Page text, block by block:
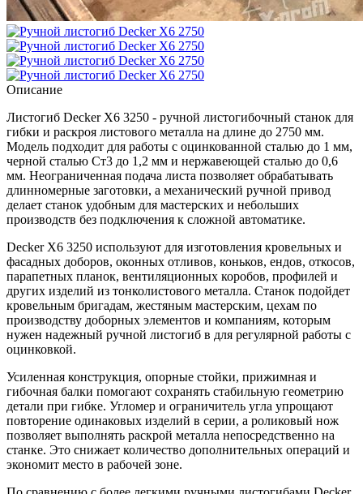
Описание
Листогиб Decker X6 3250 - ручной листогибочный станок для
гибки и раскроя листового металла на длине до 2750 мм.
Модель подходит для работы с оцинкованной сталью до 1 мм,
черной сталью Ст3 до 1,2 мм и нержавеющей сталью до 0,6
мм. Неограниченная подача листа позволяет обрабатывать
длинномерные заготовки, а механический ручной привод
делает станок удобным для мастерских и небольших
производств без подключения к сложной автоматике.
Decker X6 3250 используют для изготовления кровельных и
фасадных доборов, оконных отливов, коньков, ендов, откосов,
парапетных планок, вентиляционных коробов, профилей и
других изделий из тонколистового металла. Станок подойдет
кровельным бригадам, жестяным мастерским, цехам по
производству доборных элементов и компаниям, которым
нужен надежный ручной листогиб в для регулярной работы с
оцинковкой.
Усиленная конструкция, опорные стойки, прижимная и
гибочная балки помогают сохранять стабильную геометрию
детали при гибке. Угломер и ограничитель угла упрощают
повторение одинаковых изделий в серии, а роликовый нож
позволяет выполнять раскрой металла непосредственно на
станке. Это снижает количество дополнительных операций и
экономит место в рабочей зоне.